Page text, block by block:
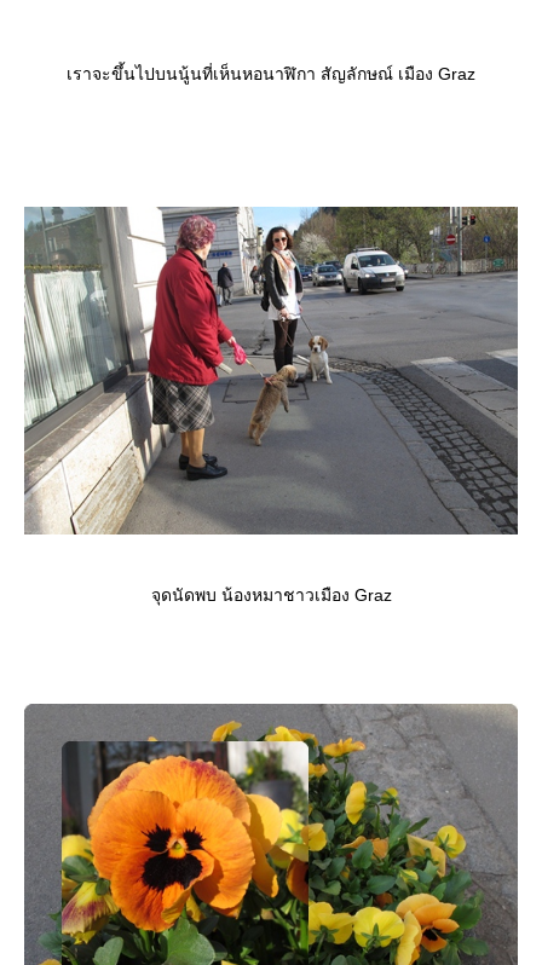
เราจะขึ้นไปบนนู้นที่เห็นหอนาฬิกา สัญลักษณ์ เมือง Graz
จุดนัดพบ น้องหมาชาวเมือง Graz